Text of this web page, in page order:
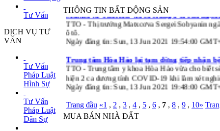
Tư Vấn
DỊCH VỤ TƯ
VẤN
Tư Vấn
Pháp Luật
Hình Sự
Tư Vấn
Pháp Luật
Dân Sự
THÔNG TIN BẤT ĐỘNG SẢN
Matxcơva 'chơi lớn' xổ số trúng ô tô cho
TTO - Thị trưởng Matxcơva Sergei Sobyanin
ô tô.
Ngày đăng tin: Sun, 13 Jun 2021 19:54:00
Trung tâm Hòa Hảo lại tạm dừng tiếp nhận
TTO - Trung tâm y khoa Hòa Hảo vừa cho biết
hiện 2 ca dương tính COVID-19 khi làm xét
Ngày đăng tin: Sun, 13 Jun 2021 19:48:00
Trang đầu «1 , 2 , 3 , 4 , 5 , 6 , 7 , 8 , 9 , 10»
MUA BÁN NHÀ ĐẤT